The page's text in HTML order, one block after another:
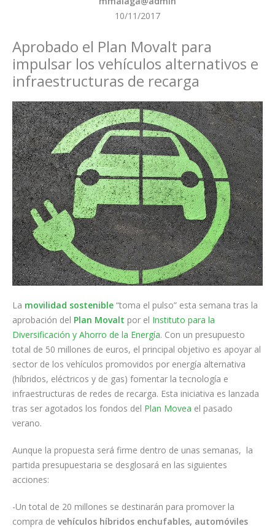
10/11/2017
Aprobado el Plan Movalt para
impulsar los vehículos alternativos e
infraestructuras de recarga
La movilidad sostenible “toma el pulso” esta semana tras la
aprobación del Plan Movalt por el Instituto para la
Diversificación y Ahorro de la Energía. Con un presupuesto
total de 50 millones de euros, el principal objetivo es apoyar al
sector de los vehículos promovidos por energía alternativa
(híbridos, eléctricos y de gas) fomentar la tecnología e
infraestructuras de redes de recarga. Esta iniciativa es lanzada
tras ser agotados los fondos del Plan Movea el pasado
verano.
Aunque la propuesta será firme dentro de unas semanas, la
partida presupuestaria se desglosará en las siguientes
acciones:
-Un total de 20 millones se destinarán para promover la
compra de vehículos híbridos enchufables, automóviles